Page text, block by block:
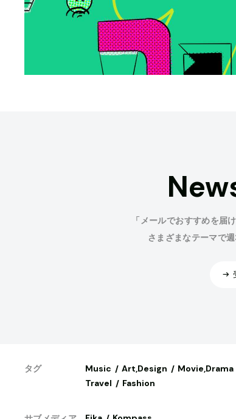
「メールでおすすめを届
さまざまなテーマで
タグ Music Art,Design Movie,Drama
Travel
Fashion